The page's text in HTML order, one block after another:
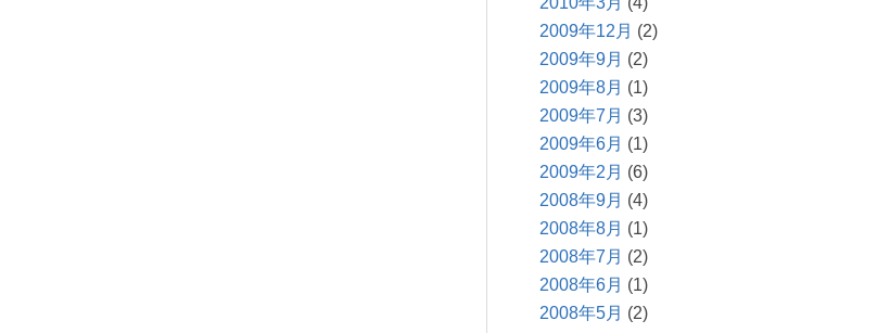
2009年12月 (2)
2009年9月 (2)
2009年8月 (1)
2009年7月 (3)
2009年6月 (1)
2009年2月 (6)
2008年9月 (4)
2008年8月 (1)
2008年7月 (2)
2008年6月 (1)
2008年5月 (2)